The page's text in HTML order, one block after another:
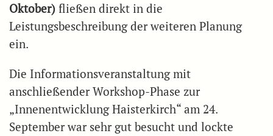
Oktober) fließen direkt in die
Leistungsbeschreibung der weiteren Planung
ein.
Die Informationsveranstaltung mit
anschließender Workshop-Phase zur
„Innenentwicklung Haisterkirch“ am 24.
September war sehr gut besucht und lockte